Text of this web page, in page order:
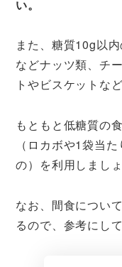
い。
また、糖質10g以
などナッツ類、チ
トやビスケットな
もともと低糖質の
（ロカボや1袋当
の）を利用しましょ
なお、間食につい
るので、参考にし